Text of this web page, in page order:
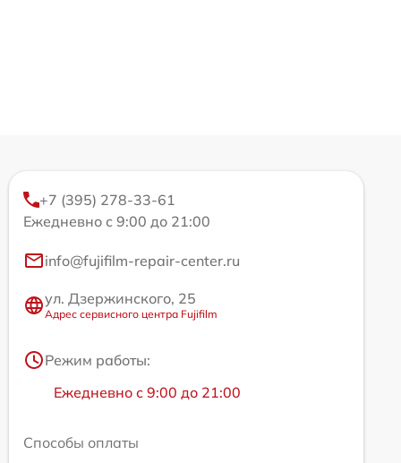
+7 (395) 278-33-61
Ежедневно с 9:00 до 21:00
info@fujifilm-repair-center.ru
ул. Дзержинского, 25
Адрес сервисного центра Fujifilm
Режим работы:
Ежедневно с 9:00 до 21:00
Способы оплаты